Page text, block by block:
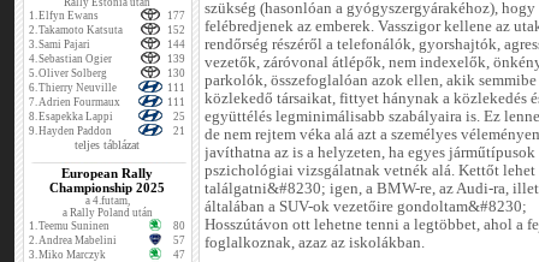
Rally Estonia után
1.Elfyn Ewans
177
2.Takamoto Katsuta
152
3.Sami Pajari
144
4.Sebastian Ogier
139
5.Oliver Solberg
130
6.Thierry Neuville
111
7.Adrien Fourmaux
111
8.Esapekka Lappi
25
9.Hayden Paddon 21
teljes táblázat
European Rally
Championship 2025
a 4.futam,
a Rally Poland után
1.Teemu Suninen
80
2.Andrea Mabelini
57
3.Miko Marczyk
47
szükség (hasonlóan a gyógyszergyárakéhoz), hogy
felébredjenek az emberek. Vasszigor kellene az
rendőrség részéről a telefonálók, gyorshajtók,
vezetők, záróvonal átlépők, nem indexelők,
parkolók, összefoglalóan azok ellen, akik
közlekedő társaikat, fittyet hánynak a közlekedés
együttélés legminimálisabb szabályaira is. Ez
de nem rejtem véka alá azt a személyes
javíthatna az is a helyzeten, ha egyes
pszichológiai vizsgálatnak vetnék alá. Kettőt lehet
találgatni&#8230; igen, a BMW-re, az Audi-ra,
általában a SUV-ok vezetőire gondoltam&#8230;
Hosszútávon ott lehetne tenni a legtöbbet, ahol a
foglalkoznak, azaz az iskolákban.